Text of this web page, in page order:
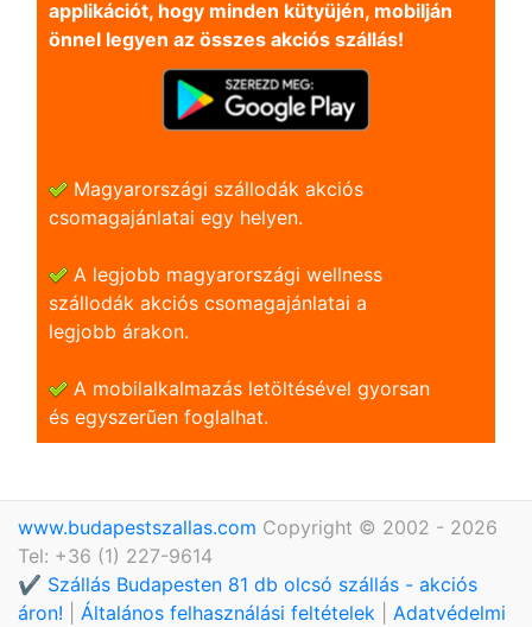
applikációt, hogy minden kütyüjén, mobilján
önnel legyen az összes akciós szállás!
Magyarországi szállodák akciós
csomagajánlatai egy helyen.
A legjobb magyarországi wellness
szállodák akciós csomagajánlatai a
legjobb árakon.
A mobilalkalmazás letöltésével gyorsan
és egyszerũen foglalhat.
www.budapestszallas.com Copyright © 2002 - 2026
Tel: +36 (1) 227-9614
✔️ Szállás Budapesten 81 db olcsó szállás - akciós
áron!
Általános felhasználási feltételek
Adatvédelmi